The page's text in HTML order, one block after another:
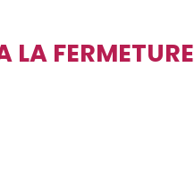
LA FERMETURE